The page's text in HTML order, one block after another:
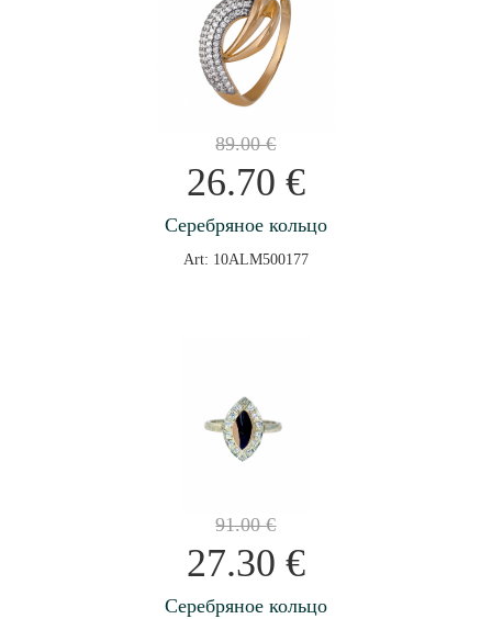
89.00€
26.70 €
Серебряное кольцо
Art: 10ALM500177
91.00€
27.30 €
Серебряное кольцо